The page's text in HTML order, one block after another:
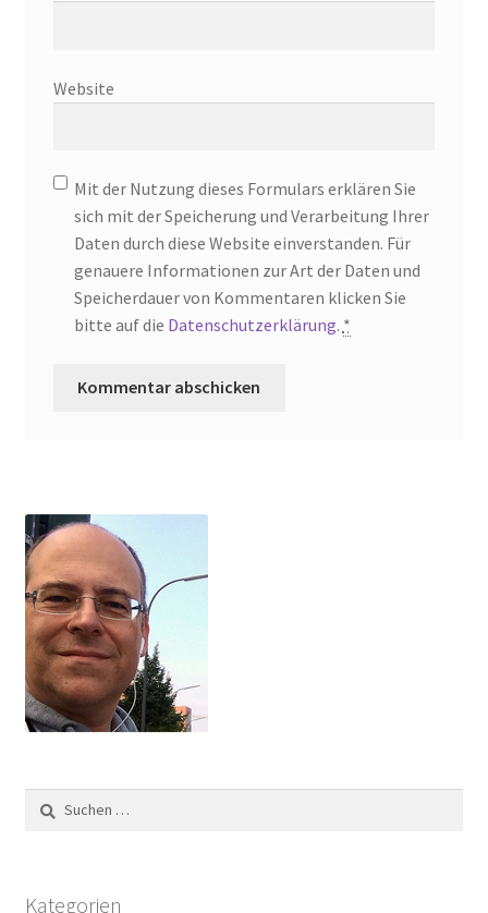
Website
Mit der Nutzung dieses Formulars erklären Sie
sich mit der Speicherung und Verarbeitung Ihrer
Daten durch diese Website einverstanden. Für
genauere Informationen zur Art der Daten und
Speicherdauer von Kommentaren klicken Sie
bitte auf die Datenschutzerklärung. *
Suchen
nach:
Kategorien